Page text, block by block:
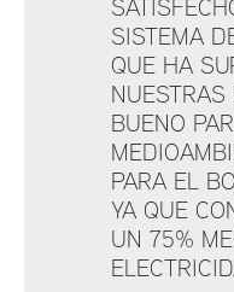
SISTEMA
QUE HA
NUESTRAS
BUENO
PARA EL
YA QUE
UN 75%